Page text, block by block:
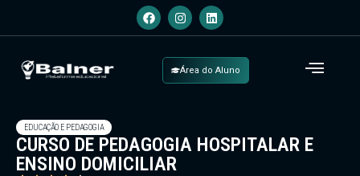
Área do Aluno
EDUCAÇÃO E PEDAGOGIA
CURSO DE PEDAGOGIA HOSPITALAR E
ENSINO DOMICILIAR